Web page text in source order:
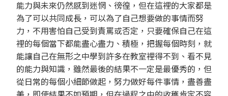
能力與未來仍然感到迷惘、徬徨，但在這裡的大家都是
為了可以共同成長，可以為了自己想要做的事情而努
力，不用害怕自己受到責罵或否定，只要確保自己在這
裡的每個當下都能盡心盡力、積極，把握每個時刻，就
能讓自己在無形之中學到許多在教室裡得不到、看不見
的能力與知識，雖然最後的結果不一定是最優秀的，但
從日常的每個小細節做起，努力做好每件事情，盡善盡